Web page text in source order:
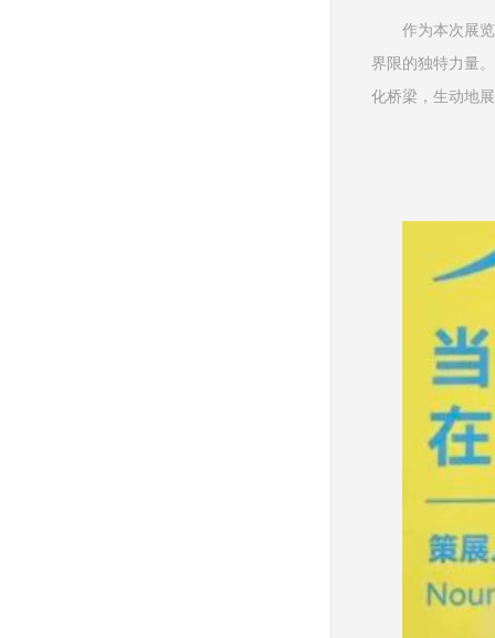
作为本次展
界限的独特力量
化桥梁，生动地